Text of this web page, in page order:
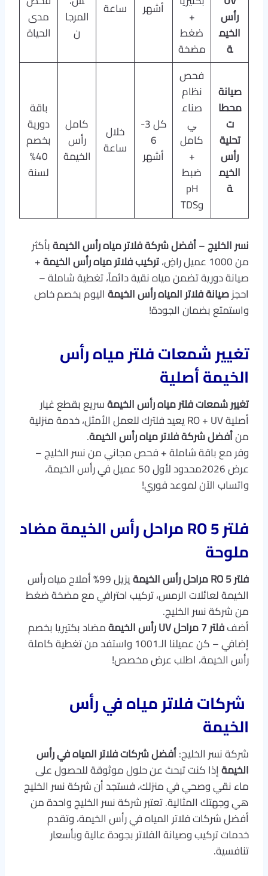
رأس
الخيم
ة
+
ضغط
مضخة
أشهر
ساعة
المرجا
ن
مدى
الحياة
صيانة
محطا
ت
تحلية
رأس
الخيم
ة
فحص
نظام
صناع
ي
كامل
+
ضبط
pH
وTDS
كل 3-
6
أشهر
خلال
ساعة
كامل
رأس
الخيمة
باقة
دورية
بخصم
40%
لسنة
نسر الخليج–أفضل شركة فلاتر مياه رأس الخيمةبأكثر
من 1000 عميل راضٍ،
تركيب فلاتر مياه رأس الخيمة+
صيانة دورية تضمن مياه نقية دائماً، تغطية شاملة –
احجزصيانة فلاتر المياه رأس الخيمةاليوم بخصم خاص
واستمتع بضمان الجودة!
تغيير شمعات فلتر مياه رأس
الخيمة أصلية
تغيير شمعات فلتر مياه رأس الخيمةسريع بقطع غيار
أصلية RO + UV يعيد فلترك للعمل الأمثل، خدمة منزلية
منأفضل شركة فلاتر مياه رأس الخيمة.
وفر مع باقة شاملة + فحص مجاني من نسر الخليج –
عرض 2026محدود لأول 50 عميل في رأس الخيمة،
واتساب الآن لموعد فوري!
فلتر RO 5 مراحل رأس الخيمة مضاد
ملوحة
فلتر RO 5 مراحل رأس الخيمة
يزيل 99% أملاح مياه رأس
الخيمة لعائلات الرمس، تركيب احترافي مع مضخة ضغط
من شركة نسر الخليج.
أضففلتر 7 مراحل UV رأس الخيمة
مضاد بكتيريا بخصم
إضافي – كن عميلنا الـ1001 واستفد من تغطية كاملة
رأس الخيمة، اطلب عرض مخصص!
شركات فلاتر مياه في رأس
الخيمة
شركة نسر الخليج:أفضل شركات فلاتر المياه في رأس
الخيمةإذا كنت تبحث عن حلول موثوقة للحصول على
ماء نقي وصحي في منزلك، فستجد أن شركة نسر الخليج
هي وجهتك المثالية. تعتبر شركة نسر الخليج واحدة من
أفضل شركات فلاتر المياه في رأس الخيمة، وتقدم
خدمات تركيب وصيانة الفلاتر بجودة عالية وبأسعار
تنافسية.